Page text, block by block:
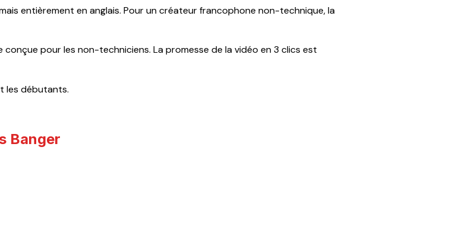
entièrement en anglais. Pour un créateur francophone non-technique, la
pour les non-techniciens. La promesse de la vidéo en 3 clics est
les débutants.
Banger